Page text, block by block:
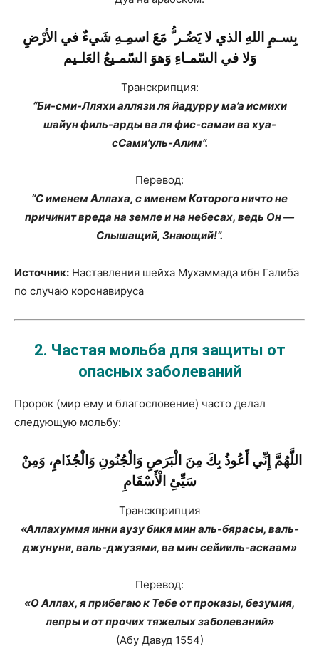
بِسـمِ اللهِ الذي لا یَضُـر ُّ مَعَ اسمِـهِ شَيءٌ في الأرْضِ
وَلا في السّمـاءِ وَھوَ السّمـیعُ العَلـیم
Транскрипция:
“Би-сми-Лляхи аллязи ля йадурру ма’а исмихи
шайун филь-арды ва ля фис-самаи ва хуа-
сСами’уль-Алим”.
Перевод:
“С именем Аллаха, с именем Которого ничто не
причинит вреда на земле и на небесах, ведь Он —
Слышащий, Знающий!”.
Источник: Наставления шейха Мухаммада ибн Галиба
по случаю коронавируса
2. Частая мольба для защиты от
опасных заболеваний
Пророк (мир ему и благословение) часто делал
следующую мольбу:
سَيِّئِ الْأَسْقَامِ
Транскприпция
«Аллахуммя инни аузу бикя мин аль-бярасы, валь-
джунуни, валь-джузями, ва мин сейииль-аскаам»
Перевод:
«О Аллах, я прибегаю к Тебе от проказы, безумия,
лепры и от прочих тяжелых заболеваний»
(Абу Давуд 1554)